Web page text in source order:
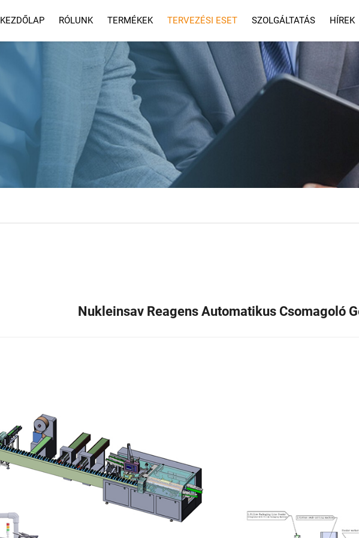
KEZDŐLAP RÓLUNK TERMÉKEK TERVEZÉSI ESET SZOLGÁLTATÁS
SZOLGÁLTATÁS
GYIK
HÍREK
Nukleinsav Reagens Automatikus Csomagoló